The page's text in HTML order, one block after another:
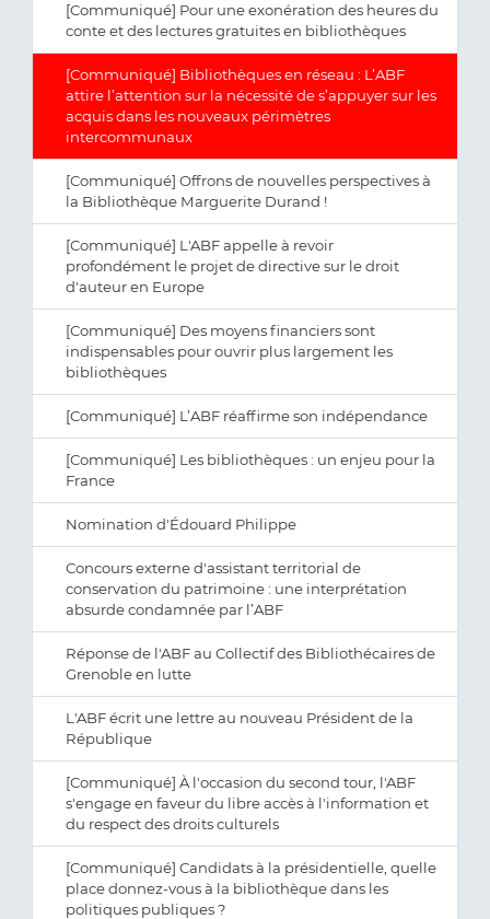
[Communiqué] Pour une exonération des heures du
conte et des lectures gratuites en bibliothèques
[Communiqué] Bibliothèques en réseau : L’ABF
attire l’attention sur la nécessité de s’appuyer sur les
acquis dans les nouveaux périmètres
intercommunaux
[Communiqué] Offrons de nouvelles perspectives à
la Bibliothèque Marguerite Durand !
[Communiqué] L'ABF appelle à revoir
profondément le projet de directive sur le droit
d'auteur en Europe
[Communiqué] Des moyens financiers sont
indispensables pour ouvrir plus largement les
bibliothèques
[Communiqué] L’ABF réaffirme son indépendance
[Communiqué] Les bibliothèques : un enjeu pour la
France
Nomination d'Édouard Philippe
Concours externe d'assistant territorial de
conservation du patrimoine : une interprétation
absurde condamnée par l’ABF
Réponse de l'ABF au Collectif des Bibliothécaires de
Grenoble en lutte
L'ABF écrit une lettre au nouveau Président de la
République
[Communiqué] À l'occasion du second tour, l'ABF
s'engage en faveur du libre accès à l'information et
du respect des droits culturels
[Communiqué] Candidats à la présidentielle, quelle
place donnez-vous à la bibliothèque dans les
politiques publiques ?